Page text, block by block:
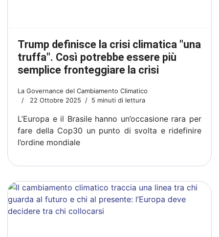
Trump definisce la crisi climatica "una
truffa". Così potrebbe essere più
semplice fronteggiare la crisi
La Governance del Cambiamento Climatico
22 Ottobre 2025
5 minuti di lettura
L’Europa e il Brasile hanno un’occasione rara per
fare della Cop30 un punto di svolta e ridefinire
l’ordine mondiale